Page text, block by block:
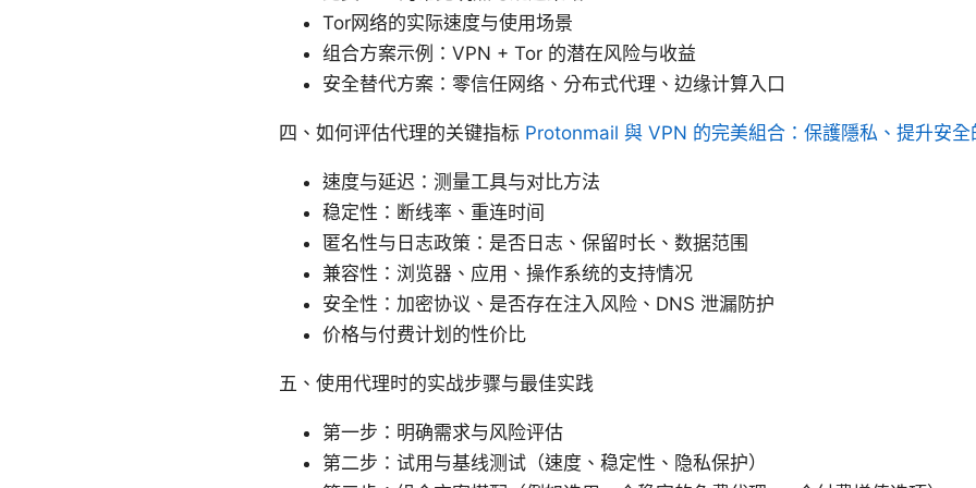
Tor网络的实际速度与使用场景
组合方案示例：VPN + Tor 的潜在风险与收益
安全替代方案：零信任网络、分布式代理、边缘计算入口
四、如何评估代理的关键指标 Protonmail 與 VPN 的完美組合：保護隱私、提升安全
速度与延迟：测量工具与对比方法
稳定性：断线率、重连时间
匿名性与日志政策：是否日志、保留时长、数据范围
兼容性：浏览器、应用、操作系统的支持情况
安全性：加密协议、是否存在注入风险、DNS 泄漏防护
价格与付费计划的性价比
五、使用代理时的实战步骤与最佳实践
第一步：明确需求与风险评估
第二步：试用与基线测试（速度、稳定性、隐私保护）